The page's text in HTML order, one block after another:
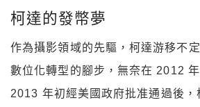
柯達的發幣夢
作為攝影領域的先驅，柯達游移不
數位化轉型的腳步，無奈在 2012
2013 年初經美國政府批准通過後，